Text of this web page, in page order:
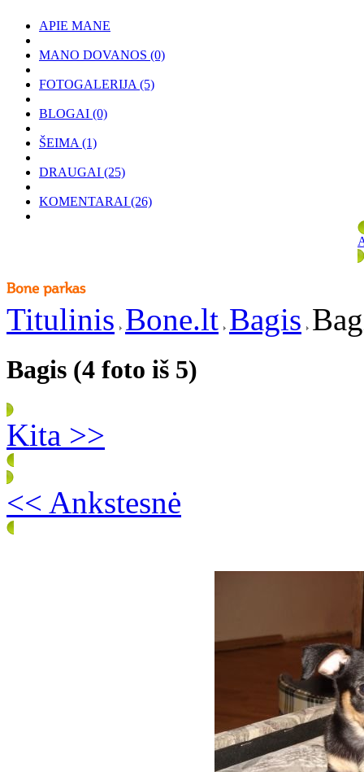
APIE MANE
MANO DOVANOS (0)
FOTOGALERIJA (5)
BLOGAI (0)
ŠEIMA (1)
DRAUGAI (25)
KOMENTARAI (26)
Titulinis Bone.lt Bagis
Bagis (4 foto iš 5)
Kita >>
<< Ankstesnė